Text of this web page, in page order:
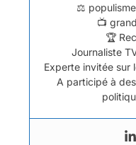
⚖️
📺
🏆
Journaliste
Experte invitée sur
A participé à